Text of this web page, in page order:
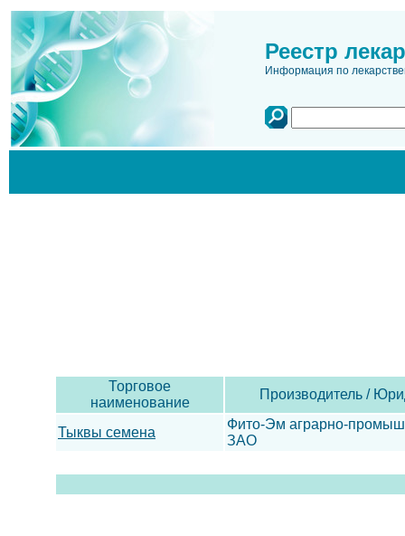
Реестр
Информация по
Торговое
наименование
Производитель /
Тыквы семена
Фито-Эм аграрно-
ЗАО